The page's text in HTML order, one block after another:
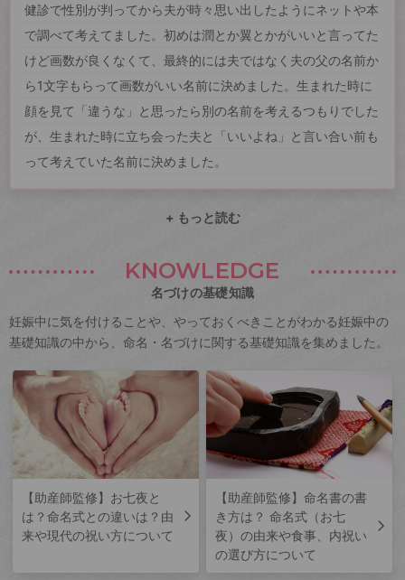
健診で性別が判ってから夫が時々思い出したようにネットや本
で調べて考えてました。初めは潤とか翼とかがいいと言ってた
けど画数が良くなくて、最終的には夫ではなく夫の父の名前か
ら1文字もらって画数がいい名前に決めました。生まれた時に
顔を見て「違うな」と思ったら別の名前を考えるつもりでした
が、生まれた時に立ち会った夫と「いいよね」と言い合い前も
って考えていた名前に決めました。
+ もっと読む
KNOWLEDGE
名づけの基礎知識
妊娠中に気を付けることや、やっておくべきことがわかる妊娠中の
基礎知識の中から、命名・名づけに関する基礎知識を集めました。
【助産師監修】お七夜と
は？命名式との違いは？由
来や現代の祝い方について
【助産師監修】命名書の書
き方は？ 命名式（お七
夜）の由来や食事、内祝い
の選び方について